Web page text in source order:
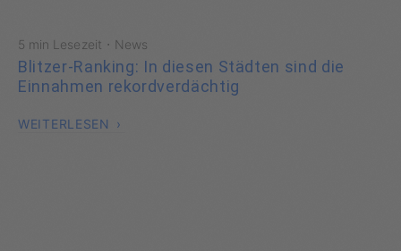
5 min Lesezeit · News
Blitzer-Ranking: In diesen Städten sind die
Einnahmen rekordverdächtig
WEITERLESEN